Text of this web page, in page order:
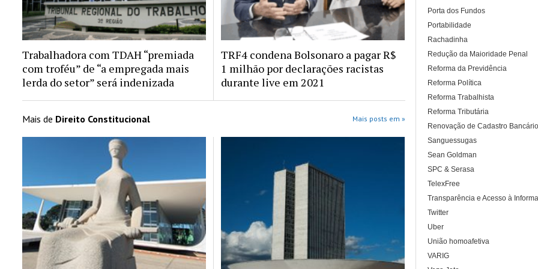
Trabalhadora com TDAH “premiada
com troféu” de “a empregada mais
lerda do setor” será indenizada
TRF4 condena Bolsonaro a pagar R$
1 milhão por declarações racistas
durante live em 2021
Mais de Direito Constitucional Mais posts em »
Porta dos Fundos
Portabilidade
Rachadinha
Redução da Maioridade Penal
Reforma da Previdência
Reforma Política
Reforma Trabalhista
Reforma Tributária
Renovação de Cadastro Bancário
Sanguessugas
Sean Goldman
SPC & Serasa
TelexFree
Transparência e Acesso à
Twitter
Uber
União homoafetiva
VARIG